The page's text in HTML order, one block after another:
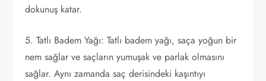
dokunuş katar.
5. Tatlı Badem Yağı: Tatlı badem yağı, saça yoğun bir
nem sağlar ve saçların yumuşak ve parlak olmasını
sağlar. Aynı zamanda saç derisindeki kaşıntıyı